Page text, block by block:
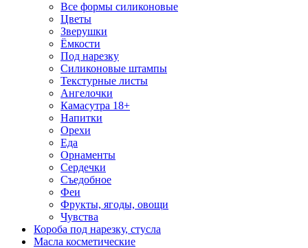
Все формы силиконовые
Цветы
Зверушки
Ёмкости
Под нарезку
Силиконовые штампы
Текстурные листы
Ангелочки
Камасутра 18+
Напитки
Орехи
Еда
Орнаменты
Сердечки
Съедобное
Феи
Фрукты, ягоды, овощи
Чувства
Короба под нарезку, стусла
Масла косметические